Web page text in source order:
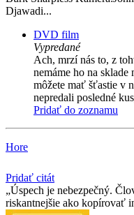
Djawadi...
DVD film
Vypredané
Ach, mrzí nás to, z
nemáme ho na
môžete mať šťastie v
nepredali posledné
Pridať do zoznamu
Hore
Pridať citát
Úspech je nebezpečný.
riskantnejšie ako kopírovať